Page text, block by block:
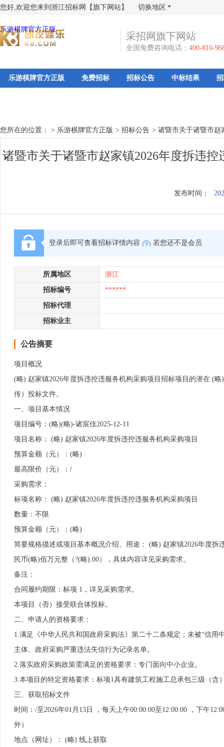
您好,欢迎您来到浙江招标网【旗下网站】 切换地区
乐游棋牌官方正版
采招网旗下网站
全国免费咨询电话： 400-810-
乐游棋牌官方正版 免费招标 招标公告 中标结果
您所在的位置： > 乐游棋牌官方正版 > 招标公告 > 诸暨市关于诸暨市赵
诸暨市关于诸暨市赵家镇2026年度拆违
发布时间：
登录后即可查看招标详情内容 若您还不是会员
所属地区 浙江
招标编号 ******
招标代理
招标业主
公告摘要
项目概况
(略) 赵家镇2026年度拆违控违服务机构采购项目招标项目的潜在 (
传）投标文件。
一、项目基本情况
项目编号：(略)(略)-诸宸佳2025-12-11
项目名称： (略) 赵家镇2026年度拆违控违服务机构采购项目
预算金额（元）：(略)
最高限价（元）：/
采购需求：
标项名称： (略) 赵家镇2026年度拆违控违服务机构采购项目
数量：不限
预算金额（元）：(略)
简要规格描述或项目基本概况介绍、用途： (略) 赵家镇2026年度
民币(略)佰万元整（?(略).00），具体内容详见采购需求。
备注：
合同履约期限：标项 1，详见采购需求。
本项目（否）接受联合体投标。
二、申请人的资格要求：
1.满足《中华人民共和国政府采购法》第二十二条规定；未被“信
主体、政府采购严重违法失信行为记录名单。
2.落实政府采购政策需满足的资格要求：专门面向中小企业。
3.本项目的特定资格要求：标项1具有建筑工程施工总承包三级（含
三、获取招标文件
时间：/至2026年01月13日 ，每天上午00:00:00至12:00:00 ，下午
外）
地点（网址）： (略) 线上获取